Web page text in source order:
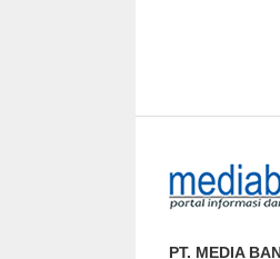
PT. MEDIA